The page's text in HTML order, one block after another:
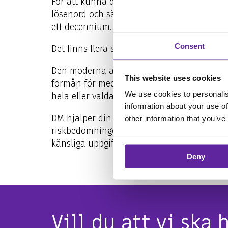
Consent
This website uses cookies
We use cookies to
information about your use
other information that
Deny
lösenord och säkra inloggningar. På
ett decennium.
Det finns flera sätt att uppnå högre IT-
Den moderna arbetsplatsen är ett
förmån för medarbetarna och resultatet.
hela eller valda delar av din IT-lösning
DM hjälper din organisation att få koll på
riskbedömningen. Vårt säkerhetsavtal
känsliga uppgifter inte hamnar i fel